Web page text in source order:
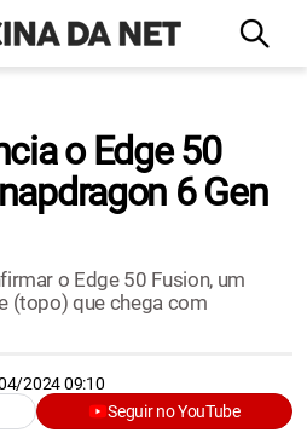
o Edge 50
6 Gen
o Edge 50 Fusion, um
(topo) que chega com
2024 09:10
Seguir no YouTube